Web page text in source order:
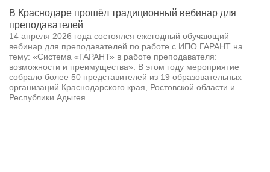
В Краснодаре прошёл традиционный вебинар для
преподавателей
14 апреля 2026 года состоялся ежегодный обучающий
вебинар для преподавателей по работе с ИПО ГАРАНТ на
тему: «Система «ГАРАНТ» в работе преподавателя:
возможности и преимущества». В этом году мероприятие
собрало более 50 представителей из 19 образовательных
организаций Краснодарского края, Ростовской области и
Республики Адыгея.